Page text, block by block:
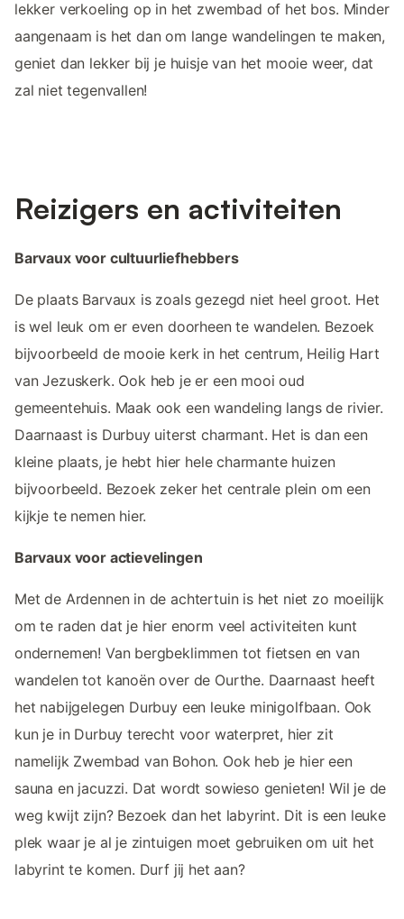
lekker verkoeling op in het zwembad of het bos. Minder
aangenaam is het dan om lange wandelingen te maken,
geniet dan lekker bij je huisje van het mooie weer, dat
zal niet tegenvallen!
Reizigers en activiteiten
Barvaux voor cultuurliefhebbers
De plaats Barvaux is zoals gezegd niet heel groot. Het
is wel leuk om er even doorheen te wandelen. Bezoek
bijvoorbeeld de mooie kerk in het centrum, Heilig Hart
van Jezuskerk. Ook heb je er een mooi oud
gemeentehuis. Maak ook een wandeling langs de rivier.
Daarnaast is Durbuy uiterst charmant. Het is dan een
kleine plaats, je hebt hier hele charmante huizen
bijvoorbeeld. Bezoek zeker het centrale plein om een
kijkje te nemen hier.
Barvaux voor actievelingen
Met de Ardennen in de achtertuin is het niet zo moeilijk
om te raden dat je hier enorm veel activiteiten kunt
ondernemen! Van bergbeklimmen tot fietsen en van
wandelen tot kanoën over de Ourthe. Daarnaast heeft
het nabijgelegen Durbuy een leuke minigolfbaan. Ook
kun je in Durbuy terecht voor waterpret, hier zit
namelijk Zwembad van Bohon. Ook heb je hier een
sauna en jacuzzi. Dat wordt sowieso genieten! Wil je de
weg kwijt zijn? Bezoek dan het labyrint. Dit is een leuke
plek waar je al je zintuigen moet gebruiken om uit het
labyrint te komen. Durf jij het aan?